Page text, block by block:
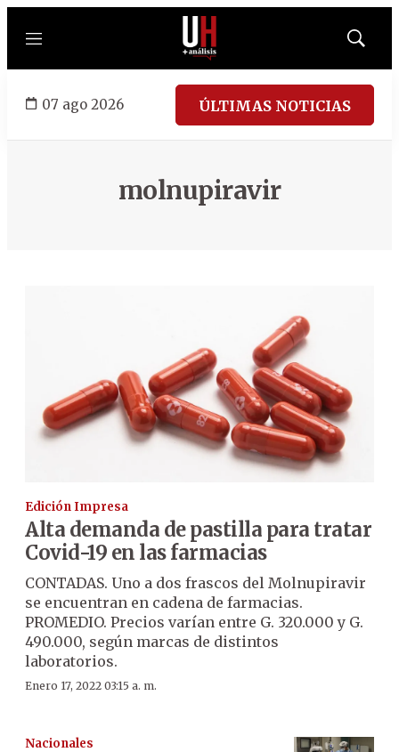
Menú
Mostrar
07 ago 2026 ÚLTIMAS NOTICIAS
molnupiravir
Edición Impresa
Alta demanda de pastilla para tratar
Covid-19 en las farmacias
CONTADAS. Uno a dos frascos del Molnupiravir
se encuentran en cadena de farmacias.
PROMEDIO. Precios varían entre G. 320.000 y G.
490.000, según marcas de distintos
laboratorios.
Enero 17, 2022 03:15 a. m.
Nacionales